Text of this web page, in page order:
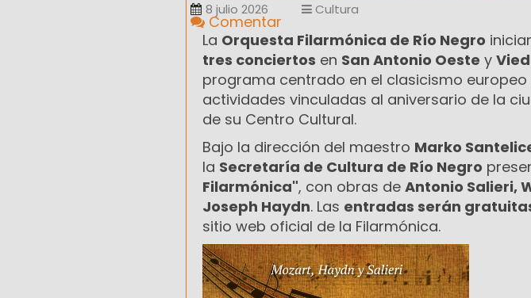
8 julio 2026 Cultura
Comentar
La Orquesta Filarmónica de Río Negro
tres conciertos en San Antonio Oeste y
programa centrado en el clasicismo
actividades vinculadas al aniversario de la
de su Centro Cultural.
Bajo la dirección del maestro Marko
la Secretaría de Cultura de Río Negro
Filarmónica", con obras de Antonio Salieri,
Joseph Haydn. Las entradas serán
sitio web oficial de la Filarmónica.